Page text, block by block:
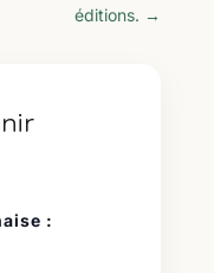
éditions. →
: